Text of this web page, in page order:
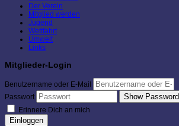
Der Verein
Mitglied werden
Jugend
Wettfahrt
Umwelt
Links
Mitglieder-Login
Benutzername oder E-Mail
Passwort
Show Password
Erinnere Dich an mich
Einloggen